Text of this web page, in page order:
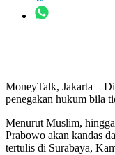
MoneyTalk, Jakarta –
penegakan hukum bila
Menurut Muslim,
Prabowo akan kandas
tertulis di Surabaya,